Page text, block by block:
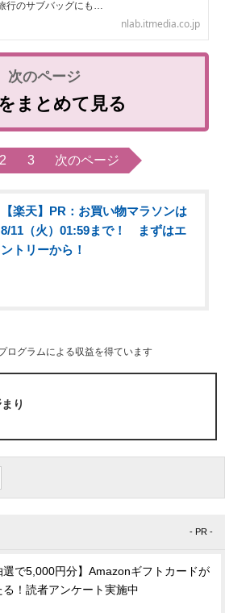
行のサブバッグにも…
nlab.itmedia.co.jp
まとめて見る
2 3 次のページ
【楽天】PR：お買い物マラソンは
8/11（火）01:59まで！ まずはエ
ントリーから！
ログラムによる収益を得ています
り
- PR -
選で5,000円分】Amazonギフトカードが
る！読者アンケート実施中